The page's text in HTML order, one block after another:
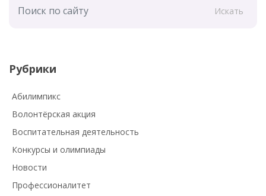
Искать
Рубрики
Абилимпикс
Волонтёрская акция
Воспитательная деятельность
Конкурсы и олимпиады
Новости
Профессионалитет